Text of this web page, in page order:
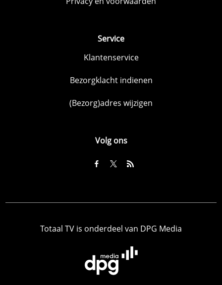
Service
Klantenservice
Bezorgklacht indienen
(Bezorg)adres wijzigen
Volg ons
Totaal TV is onderdeel van DPG Media